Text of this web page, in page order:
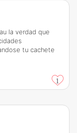
la verdad que
tu cachete
1